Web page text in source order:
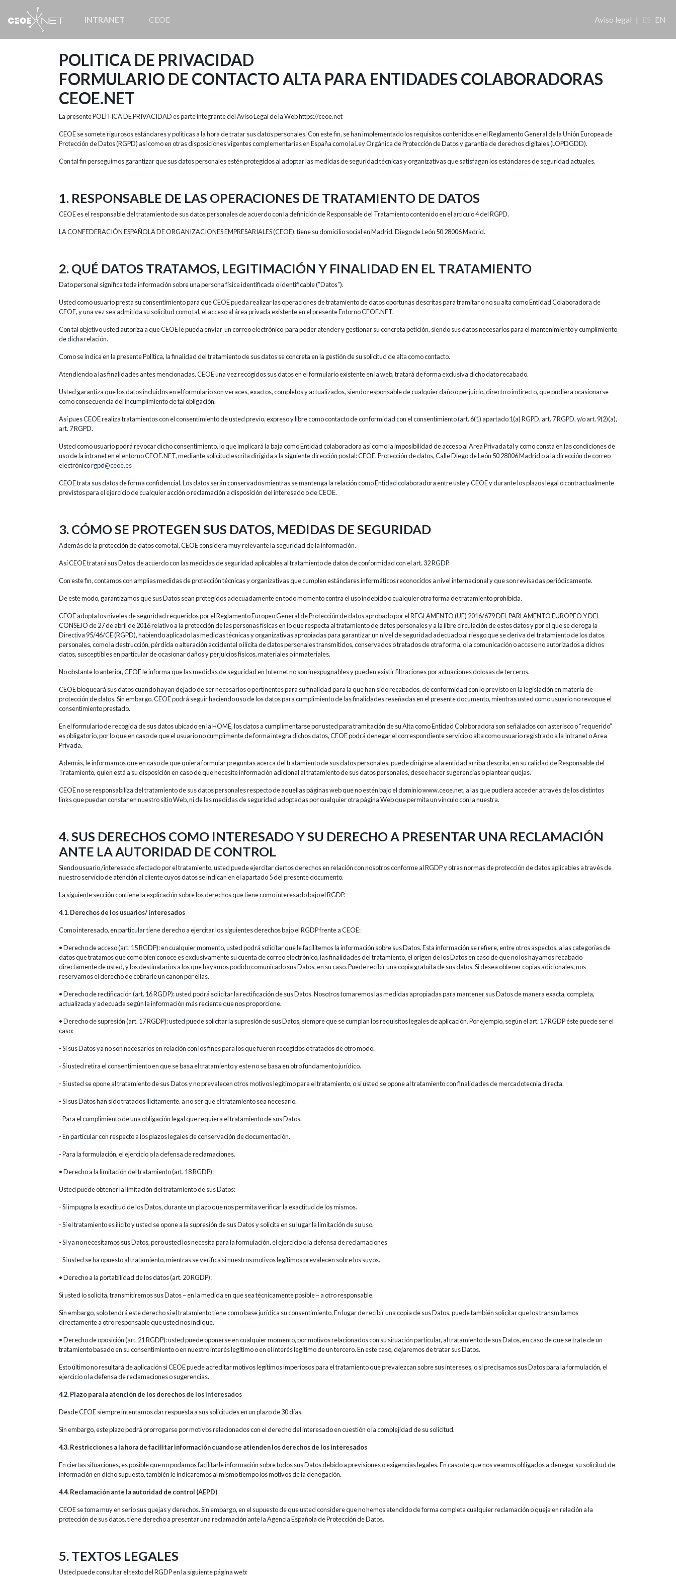
INTRANET CEOE Aviso legal | EN
POLITICA DE PRIVACIDAD
FORMULARIO DE CONTACTO ALTA PARA ENTIDADES COLABORADORAS
CEOE.NET
La presente POLÍTICA DE PRIVACIDAD es parte integrante del Aviso Legal de la Web https://ceoe.net
CEOE se somete rigurosos estándares y políticas a la hora de tratar sus datos personales. Con este fin, se han implementado los requisitos contenidos en el Reglamento General de la Unión Europea de
Protección de Datos (RGPD) así como en otras disposiciones vigentes complementarias en España como la Ley Orgánica de Protección de Datos y garantía de derechos digitales (LOPDGDD).
Con tal fin perseguimos garantizar que sus datos personales estén protegidos al adoptar las medidas de seguridad técnicas y organizativas que satisfagan los estándares de seguridad actuales.
1. RESPONSABLE DE LAS OPERACIONES DE TRATAMIENTO DE DATOS
CEOE es el responsable del tratamiento de sus datos personales de acuerdo con la definición de Responsable del Tratamiento contenido en el articulo 4 del RGPD.
LA CONFEDERACIÓN ESPAÑOLA DE ORGANIZACIONES EMPRESARIALES (CEOE). tiene su domicilio social en Madrid, Diego de León 50 28006 Madrid.
2. QUÉ DATOS TRATAMOS, LEGITIMACIÓN Y FINALIDAD EN EL TRATAMIENTO
Dato personal significa toda información sobre una persona física identificada o identificable ("Datos").
Usted como usuario presta su consentimiento para que CEOE pueda realizar las operaciones de tratamiento de datos oportunas descritas para tramitar o no su alta como Entidad Colaboradora de
CEOE, y una vez sea admitida su solicitud como tal, el acceso al área privada existente en el presente Entorno CEOE.NET.
Con tal objetivo usted autoriza a que CEOE le pueda enviar un correo electrónico para poder atender y gestionar su concreta petición, siendo sus datos necesarios para el mantenimiento y cumplimiento
de dicha relación.
Como se indica en la presente Política, la finalidad del tratamiento de sus datos se concreta en la gestión de su solicitud de alta como contacto.
Atendiendo a las finalidades antes mencionadas, CEOE una vez recogidos sus datos en el formulario existente en la web, tratará de forma exclusiva dicho dato recabado.
Usted garantiza que los datos incluidos en el formulario son veraces, exactos, completos y actualizados, siendo responsable de cualquier daño o perjuicio, directo o indirecto, que pudiera ocasionarse
como consecuencia del incumplimiento de tal obligación.
Así pues CEOE realiza tratamientos con el consentimiento de usted previo, expreso y libre como contacto de conformidad con el consentimiento (art. 6(1) apartado 1(a) RGPD, art. 7 RGPD, y/o art. 9(2)(a),
art. 7 RGPD.
Usted como usuario podrá revocar dicho consentimiento, lo que implicará la baja como Entidad colaboradora así como la imposibilidad de acceso al Area Privada tal y como consta en las condiciones de
uso de la intranet en el entorno CEOE.NET, mediante solicitud escrita dirigida a la siguiente dirección postal: CEOE. Protección de datos, Calle Diego de León 50 28006 Madrid o a la dirección de correo
electrónicorgpd@ceoe.es
CEOE trata sus datos de forma confidencial. Los datos serán conservados mientras se mantenga la relación como Entidad colaboradora entre uste y CEOE y durante los plazos legal o contractualmente
previstos para el ejercicio de cualquier acción o reclamación a disposición del interesado o de CEOE.
3. CÓMO SE PROTEGEN SUS DATOS, MEDIDAS DE SEGURIDAD
Además de la protección de datos como tal, CEOE considera muy relevante la seguridad de la información.
Así CEOE tratará sus Datos de acuerdo con las medidas de seguridad aplicables al tratamiento de datos de conformidad con el art. 32 RGDP.
Con este fin, contamos con amplias medidas de protección técnicas y organizativas que cumplen estándares informáticos reconocidos a nivel internacional y que son revisadas periódicamente.
De este modo, garantizamos que sus Datos sean protegidos adecuadamente en todo momento contra el uso indebido o cualquier otra forma de tratamiento prohibida.
CEOE adopta los niveles de seguridad requeridos por el Reglamento Europeo General de Protección de datos aprobado por el REGLAMENTO (UE) 2016/679 DEL PARLAMENTO EUROPEO Y DEL
CONSEJO de 27 de abril de 2016 relativo a la protección de las personas físicas en lo que respecta al tratamiento de datos personales y a la libre circulación de estos datos y por el que se deroga la
Directiva 95/46/CE (RGPD), habiendo aplicado las medidas técnicas y organizativas apropiadas para garantizar un nivel de seguridad adecuado al riesgo que se deriva del tratamiento de los datos
personales, como la destrucción, pérdida o alteración accidental o ilícita de datos personales transmitidos, conservados o tratados de otra forma, o la comunicación o acceso no autorizados a dichos
datos, susceptibles en particular de ocasionar daños y perjuicios físicos, materiales o inmateriales.
No obstante lo anterior, CEOE le informa que las medidas de seguridad en Internet no son inexpugnables y pueden existir filtraciones por actuaciones dolosas de terceros.
CEOE bloqueará sus datos cuando hayan dejado de ser necesarios o pertinentes para su finalidad para la que han sido recabados, de conformidad con lo previsto en la legislación en materia de
protección de datos. Sin embargo, CEOE podrá seguir haciendo uso de los datos para cumplimiento de las finalidades reseñadas en el presente documento, mientras usted como usuario no revoque el
consentimiento prestado.
En el formulario de recogida de sus datos ubicado en la HOME, los datos a cumplimentarse por usted para tramitación de su Alta como Entidad Colaboradora son señalados con asterisco o “requerido”
es obligatorio, por lo que en caso de que el usuario no cumplimente de forma integra dichos datos, CEOE podrá denegar el correspondiente servicio o alta como usuario registrado a la Intranet o Area
Privada.
Además, le informamos que en caso de que quiera formular preguntas acerca del tratamiento de sus datos personales, puede dirigirse a la entidad arriba descrita, en su calidad de Responsable del
Tratamiento, quien está a su disposición en caso de que necesite información adicional al tratamiento de sus datos personales, desee hacer sugerencias o plantear quejas.
CEOE no se responsabiliza del tratamiento de sus datos personales respecto de aquellas páginas web que no estén bajo el dominio www.ceoe.net, a las que pudiera acceder a través de los distintos
links que puedan constar en nuestro sitio Web, ni de las medidas de seguridad adoptadas por cualquier otra página Web que permita un vínculo con la nuestra.
4. SUS DERECHOS COMO INTERESADO Y SU DERECHO A PRESENTAR UNA RECLAMACIÓN
ANTE LA AUTORIDAD DE CONTROL
Siendo usuario /interesado afectado por el tratamiento, usted puede ejercitar ciertos derechos en relación con nosotros conforme al RGDP y otras normas de protección de datos aplicables a través de
nuestro servicio de atención al cliente cuyos datos se indican en el apartado 5 del presente documento.
La siguiente sección contiene la explicación sobre los derechos que tiene como interesado bajo el RGDP.
4.1. Derechos de los usuarios/ interesados
Como interesado, en particular tiene derecho a ejercitar los siguientes derechos bajo el RGDP frente a CEOE:
• Derecho de acceso (art. 15 RGDP): en cualquier momento, usted podrá solicitar que le facilitemos la información sobre sus Datos. Esta información se refiere, entre otros aspectos, a las categorías de
datos que tratamos que como bien conoce es exclusivamente su cuenta de correo electrónico, las finalidades del tratamiento, el origen de los Datos en caso de que no los hayamos recabado
directamente de usted, y los destinatarios a los que hayamos podido comunicado sus Datos, en su caso. Puede recibir una copia gratuita de sus datos. Si desea obtener copias adicionales, nos
reservamos el derecho de cobrarle un canon por ellas.
• Derecho de rectificación (art. 16 RGDP): usted podrá solicitar la rectificación de sus Datos. Nosotros tomaremos las medidas apropiadas para mantener sus Datos de manera exacta, completa,
actualizada y adecuada según la información más reciente que nos proporcione.
• Derecho de supresión (art. 17 RGDP): usted puede solicitar la supresión de sus Datos, siempre que se cumplan los requisitos legales de aplicación. Por ejemplo, según el art. 17 RGDP éste puede ser el
caso:
- Si sus Datos ya no son necesarios en relación con los fines para los que fueron recogidos o tratados de otro modo.
- Si usted retira el consentimiento en que se basa el tratamiento y este no se basa en otro fundamento jurídico.
- Si usted se opone al tratamiento de sus Datos y no prevalecen otros motivos legítimo para el tratamiento, o si usted se opone al tratamiento con finalidades de mercadotecnia directa.
- Si sus Datos han sido tratados ilícitamente. a no ser que el tratamiento sea necesario.
- Para el cumplimiento de una obligación legal que requiera el tratamiento de sus Datos.
- En particular con respecto a los plazos legales de conservación de documentación.
- Para la formulación, el ejercicio o la defensa de reclamaciones.
• Derecho a la limitación del tratamiento (art. 18 RGDP):
Usted puede obtener la limitación del tratamiento de sus Datos:
- Si impugna la exactitud de los Datos, durante un plazo que nos permita verificar la exactitud de los mismos.
- Si el tratamiento es ilícito y usted se opone a la supresión de sus Datos y solicita en su lugar la limitación de su uso.
- Si ya no necesitamos sus Datos, pero usted los necesita para la formulación, el ejercicio o la defensa de reclamaciones
- Si usted se ha opuesto al tratamiento, mientras se verifica si nuestros motivos legítimos prevalecen sobre los suyos.
• Derecho a la portabilidad de los datos (art. 20 RGDP):
Si usted lo solicita, transmitiremos sus Datos – en la medida en que sea técnicamente posible – a otro responsable.
Sin embargo, solo tendrá este derecho si el tratamiento tiene como base jurídica su consentimiento. En lugar de recibir una copia de sus Datos, puede también solicitar que los transmitamos
directamente a otro responsable que usted nos indique.
• Derecho de oposición (art. 21 RGDP): usted puede oponerse en cualquier momento, por motivos relacionados con su situación particular, al tratamiento de sus Datos, en caso de que se trate de un
tratamiento basado en su consentimiento o en nuestro interés legítimo o en el interés legítimo de un tercero. En este caso, dejaremos de tratar sus Datos.
Esto último no resultará de aplicación si CEOE puede acreditar motivos legítimos imperiosos para el tratamiento que prevalezcan sobre sus intereses, o si precisamos sus Datos para la formulación, el
ejercicio o la defensa de reclamaciones o sugerencias.
4.2. Plazo para la atención de los derechos de los interesados
Desde CEOE siempre intentamos dar respuesta a sus solicitudes en un plazo de 30 días.
Sin embargo, este plazo podrá prorrogarse por motivos relacionados con el derecho del interesado en cuestión o la complejidad de su solicitud.
4.3. Restricciones a la hora de facilitar información cuando se atienden los derechos de los interesados
En ciertas situaciones, es posible que no podamos facilitarle información sobre todos sus Datos debido a previsiones o exigencias legales. En caso de que nos veamos obligados a denegar su solicitud de
información en dicho supuesto, también le indicaremos al mismo tiempo los motivos de la denegación.
4.4. Reclamación ante la autoridad de control (AEPD)
CEOE se toma muy en serio sus quejas y derechos. Sin embargo, en el supuesto de que usted considere que no hemos atendido de forma completa cualquier reclamación o queja en relación a la
protección de sus datos, tiene derecho a presentar una reclamación ante la Agencia Española de Protección de Datos.
5. TEXTOS LEGALES
Usted puede consultar el texto del RGDP en la siguiente página web: